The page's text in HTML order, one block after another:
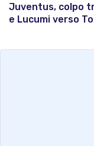
Juventus, colpo
e Lucumi verso